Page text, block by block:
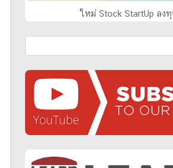
ใหม่ Stock StartUp ลง